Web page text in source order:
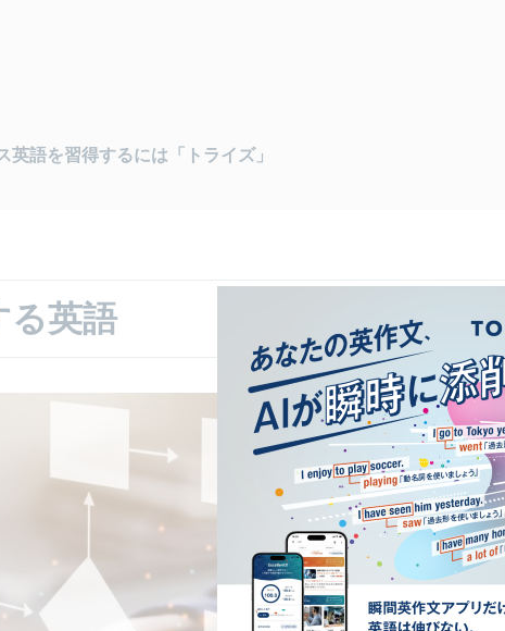
英語を習得するには「トライズ」
る英語